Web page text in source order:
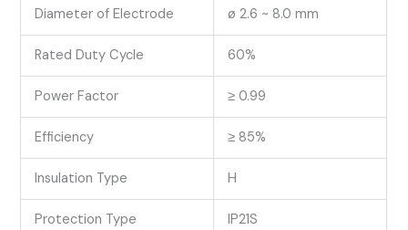
Diameter of Electrode ø 2.6 ~ 8.0 mm
Rated Duty Cycle 60%
Power Factor ≥ 0.99
Efficiency ≥ 85%
Insulation Type H
Protection Type IP21S